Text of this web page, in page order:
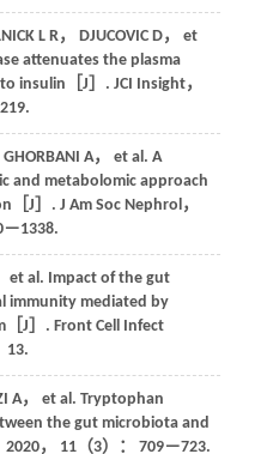
L R， DJUCOVIC D， et
attenuates the plasma
insulin［J］. JCI Insight，
GHORBANI A， et al. A
and metabolomic approach
［J］. J Am Soc Nephrol，
1338.
et al. Impact of the gut
immunity mediated by
J］. Front Cell Infect
13.
A， et al. Tryptophan
the gut microbiota and
2020， 11（3）： 709－723.